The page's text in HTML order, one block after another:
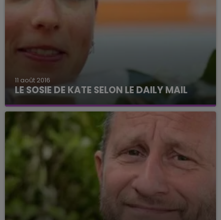
11 août 2016
LE SOSIE DE KATE SELON LE DAILY MAIL